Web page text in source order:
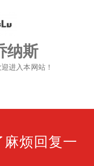
纳斯
进入本网站！
烦回复一